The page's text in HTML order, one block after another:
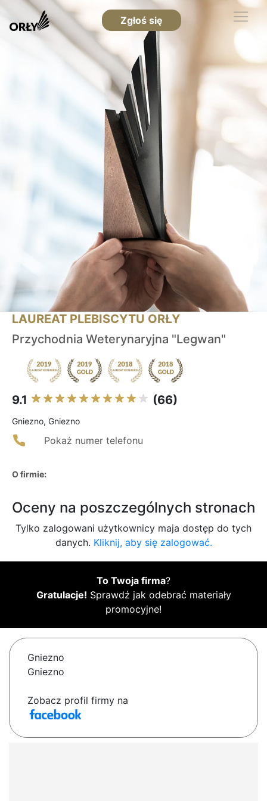
Zgłoś się
LAUREAT PLEBISCYTU ORŁY
Przychodnia Weterynaryjna "Legwan"
9.1 (66)
Gniezno, Gniezno
Pokaż numer telefonu
O firmie:
Oceny na poszczególnych stronach
Tylko zalogowani użytkownicy maja dostęp do tych
danych. Kliknij, aby się zalogować.
To Twoja firma?
Gratulacje! Sprawdź jak odebrać materiały
promocyjne!
Gniezno
Gniezno
Zobacz profil firmy na